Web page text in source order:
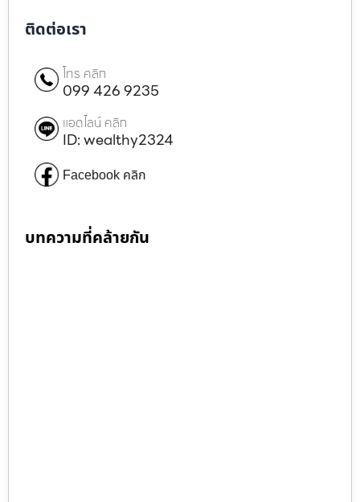
ติดต่อเรา
โทร คลิก
099 426 9235
แอดไลน์ คลิก
ID: wealthy2324
Facebook คลิก
บทความที่คล้ายกัน